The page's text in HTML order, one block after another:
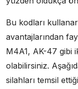
Bu kodları
avantajlarından
M4A1, AK-47 gibi
olabilirsiniz.
silahları temsil